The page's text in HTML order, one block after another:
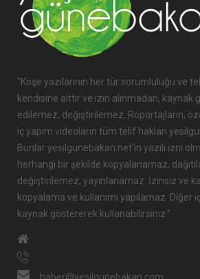
"Köşe yazılarının her tür sorumluluğu ve
kendisine aittir ve izin alınmadan, kaynak
edilemez, değiştirilemez. Röportajların,
iç yapım videoların tüm telif hakları
Bunlar yesilgunebakan.net'in yazılı izni
herhangi bir şekilde kopyalanamaz,
değiştirilemez, yayınlanamaz. İzinsiz ve
kopyalama ve kullanımı yapılamaz. Diğer
kaynak göstererek kullanabilirsiniz."